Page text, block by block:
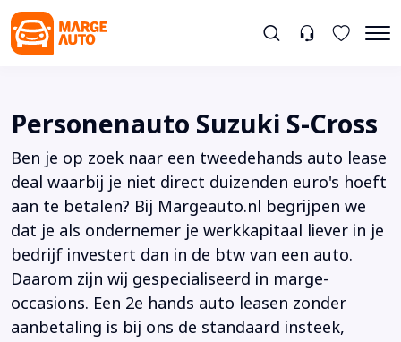
Personenauto Suzuki S-Cross
Ben je op zoek naar een tweedehands auto lease
deal waarbij je niet direct duizenden euro's hoeft
aan te betalen? Bij Margeauto.nl begrijpen we
dat je als ondernemer je werkkapitaal liever in je
bedrijf investert dan in de btw van een auto.
Daarom zijn wij gespecialiseerd in marge-
occasions. Een 2e hands auto leasen zonder
aanbetaling is bij ons de standaard insteek,